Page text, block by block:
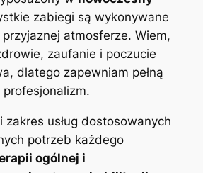
zabiegi są wykonywane
atmosferze. Wiem,
zaufanie i poczucie
dlatego zapewniam pełną
zakres usług dostosowanych
potrzeb każdego
ogólnej i